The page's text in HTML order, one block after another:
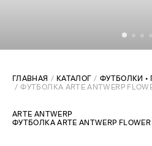
ГЛАВНАЯ КАТАЛОГ
ФУТБОЛКИ •
ФУТБОЛКА ARTE ANTWERP
ARTE ANTWERP
ФУТБОЛКА ARTE ANTWERP FLOWER